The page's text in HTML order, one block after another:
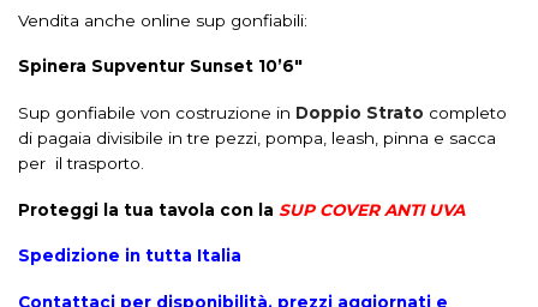
Vendita anche online sup gonfiabili:
Spinera Supventur Sunset 10’6″
Sup gonfiabile von costruzione in Doppio Strato completo
di pagaia divisibile in tre pezzi, pompa, leash, pinna e sacca
per il trasporto.
Proteggi la tua tavola con la SUP COVER ANTI UVA
Spedizione in tutta Italia
Contattaci per disponibilità, prezzi aggiornati e